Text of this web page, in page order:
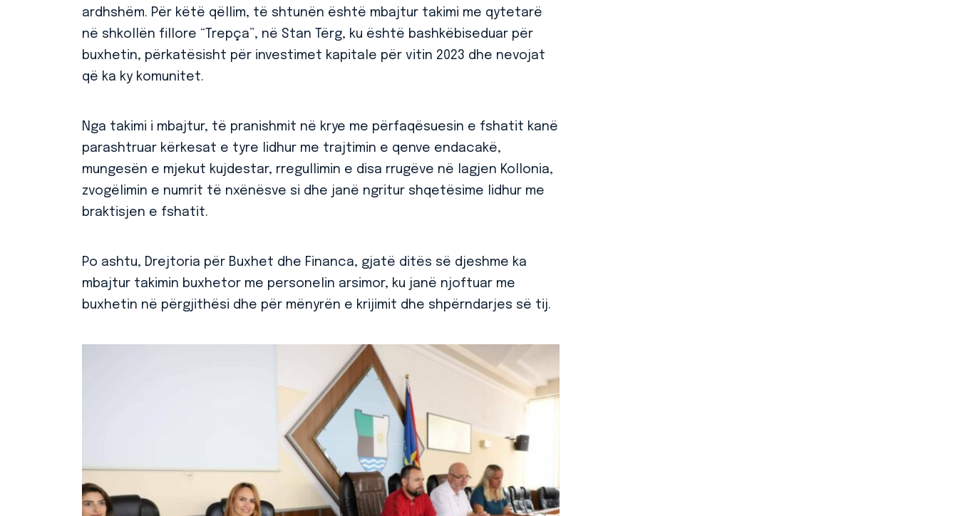
ardhshëm. Për këtë qëllim, të shtunën është mbajtur takimi me qytetarë
në shkollën fillore “Trepça”, në Stan Tërg, ku është bashkëbiseduar për
buxhetin, përkatësisht për investimet kapitale për vitin 2023 dhe nevojat
që ka ky komunitet.
Nga takimi i mbajtur, të pranishmit në krye me përfaqësuesin e fshatit kanë
parashtruar kërkesat e tyre lidhur me trajtimin e qenve endacakë,
mungesën e mjekut kujdestar, rregullimin e disa rrugëve në lagjen Kollonia,
zvogëlimin e numrit të nxënësve si dhe janë ngritur shqetësime lidhur me
braktisjen e fshatit.
Po ashtu, Drejtoria për Buxhet dhe Financa, gjatë ditës së djeshme ka
mbajtur takimin buxhetor me personelin arsimor, ku janë njoftuar me
buxhetin në përgjithësi dhe për mënyrën e krijimit dhe shpërndarjes së tij.